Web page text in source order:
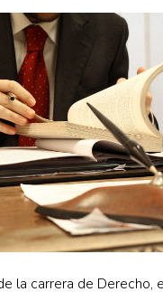
la carrera de Derecho,